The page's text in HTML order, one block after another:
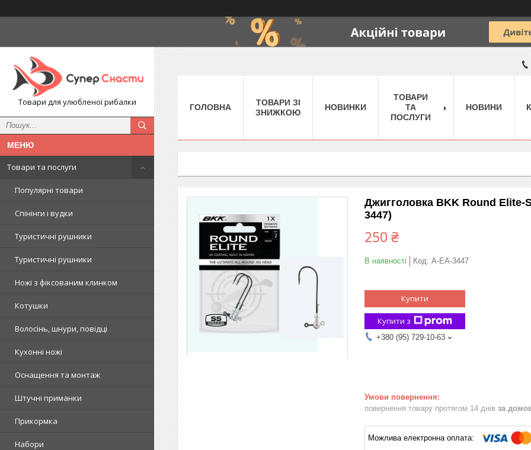
Товари для улюбленої рибалки
Товари та послуги
Популярні товари
Спінінги і вудки
Туристичні рушники
Туристичні рушники
Ножі з фіксованим клинком
Котушки
Волосінь, шнури, повідці
Кухонні ножі
Оснащення та монтаж
Штучні приманки
Прикормка
Набори
ГОЛОВНА
ТОВАРИ ЗІ
ЗНИЖКОЮ
НОВИНКИ
ТОВАРИ
ТА
ПОСЛУГИ
НОВИНИ
Джигголовка BKK Round Elite-
3447)
250 ₴
В наявності Код: A-EA-3447
Купити
Купити з
+380 (95) 729-10-63
повернення товару протягом 14 днів за